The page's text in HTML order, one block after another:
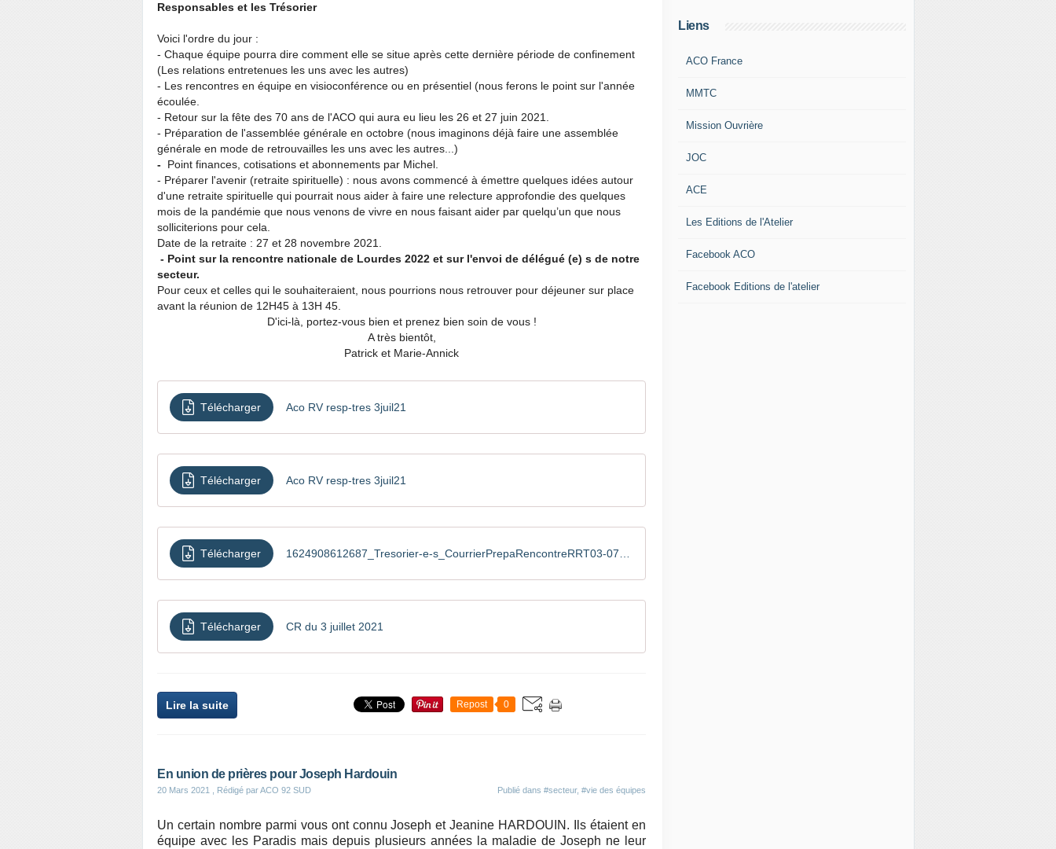
Responsables et les Trésorier
Voici l'ordre du jour :
- Chaque équipe pourra dire comment elle se situe après cette dernière période de confinement
(Les relations entretenues les uns avec les autres)
- Les rencontres en équipe en visioconférence ou en présentiel (nous ferons le point sur l'année
écoulée.
- Retour sur la fête des 70 ans de l'ACO qui aura eu lieu les 26 et 27 juin 2021.
- Préparation de l'assemblée générale en octobre (nous imaginons déjà faire une assemblée
générale en mode de retrouvailles les uns avec les autres...)
- Point finances, cotisations et abonnements par Michel.
- Préparer l'avenir (retraite spirituelle) : nous avons commencé à émettre quelques idées autour
d'une retraite spirituelle qui pourrait nous aider à faire une relecture approfondie des quelques
mois de la pandémie que nous venons de vivre en nous faisant aider par quelqu’un que nous
solliciterions pour cela.
Date de la retraite : 27 et 28 novembre 2021.
- Point sur la rencontre nationale de Lourdes 2022 et sur l'envoi de délégué (e) s de notre
secteur.
Pour ceux et celles qui le souhaiteraient, nous pourrions nous retrouver pour déjeuner sur place
avant la réunion de 12H45 à 13H 45.
D'ici-là, portez-vous bien et prenez bien soin de vous !
A très bientôt,
Patrick et Marie-Annick
Télécharger Aco RV resp-tres 3juil21
Télécharger Aco RV resp-tres 3juil21
Télécharger
Télécharger CR du 3 juillet 2021
Lire la suite Repost 0
En union de prières pour Joseph Hardouin
20 Mars 2021 , Rédigé par ACO 92 SUD Publié dans #secteur, #vie des équipes
Un certain nombre parmi vous ont connu Joseph et Jeanine HARDOUIN. Ils étaient en
équipe avec les Paradis mais depuis plusieurs années la maladie de Joseph ne leur
Liens
ACO France
MMTC
Mission Ouvrière
JOC
ACE
Les Editions de l'Atelier
Facebook ACO
Facebook Editions de l'atelier